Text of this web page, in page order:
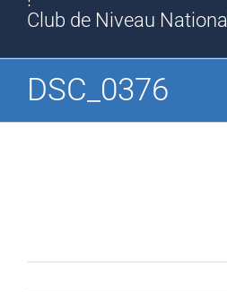
Club de Niveau National
DSC_0376